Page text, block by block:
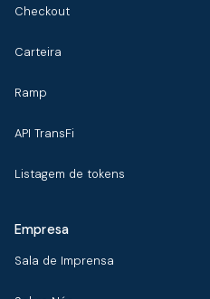
Checkout
Carteira
Ramp
API TransFi
Listagem de tokens
Empresa
Sala de Imprensa